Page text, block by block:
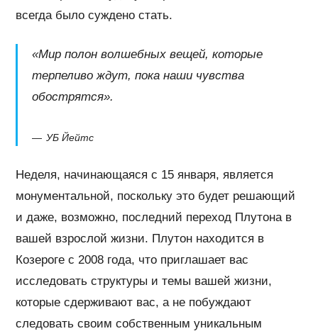
всегда было суждено стать.
«Мир полон волшебных вещей, которые
терпеливо ждут, пока наши чувства
обострятся».
УБ Йейтс
Неделя, начинающаяся с 15 января, является
монументальной, поскольку это будет решающий
и даже, возможно, последний переход Плутона в
вашей взрослой жизни. Плутон находится в
Козероге с 2008 года, что приглашает вас
исследовать структуры и темы вашей жизни,
которые сдерживают вас, а не побуждают
следовать своим собственным уникальным